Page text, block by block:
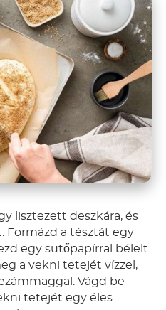
lisztezett deszkára, és
Formázd a tésztát egy
egy sütőpapírral bélelt
a vekni tetejét vízzel,
Vágd be
tetejét egy éles